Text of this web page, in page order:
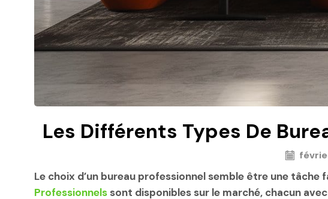
Les Différents Types De
Le choix d’un bureau professionnel semble être une
Professionnels sont disponibles sur le marché, chacun